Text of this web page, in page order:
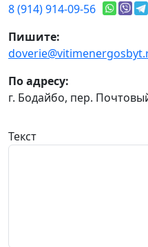
8 (914) 914-09-56
Пишите:
По адресу:
г. Бодайбо, пер.
Текст